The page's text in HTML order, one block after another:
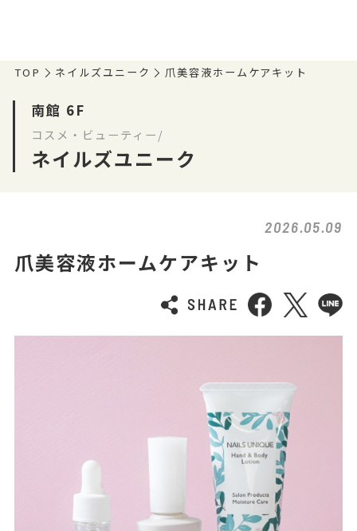
TOP ネイルズユニーク 爪美容液ホームケアキット
南館 6F
コスメ・ビューティー/
ネイルズユニーク
2026.05.09
爪美容液ホームケアキット